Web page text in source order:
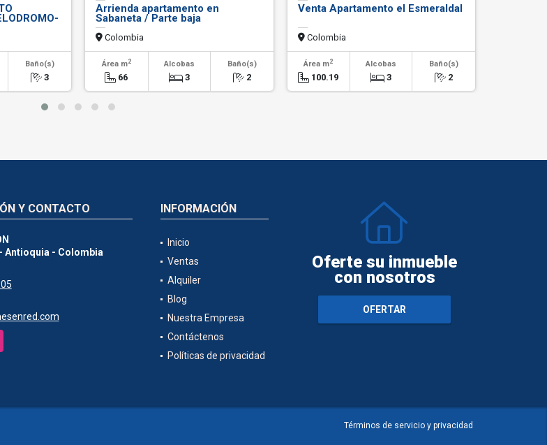
Baño(s)
3
Arrienda apartamento en
Sabaneta / Parte baja
Colombia
Área m2
66
Alcobas
3
Baño(s)
2
Venta Apartamento el Esmeraldal
Colombia
Área m2
100.19
Alcobas
3
Baño(s)
2
Y CONTACTO
Antioquia - Colombia
INFORMACIÓN
Inicio
Ventas
Alquiler
Blog
Nuestra Empresa
Contáctenos
Políticas de privacidad
Oferte su inmueble
con nosotros
OFERTAR
Términos de servicio y privacidad